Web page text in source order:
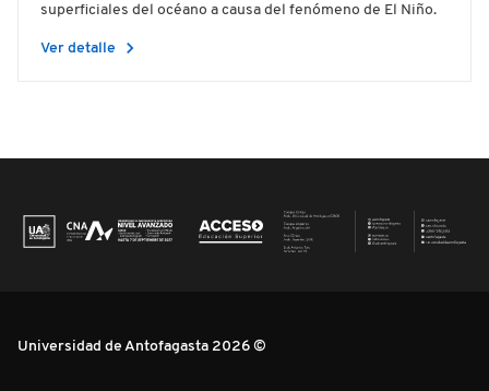
superficiales del océano a causa del fenómeno de El Niño.
Ver detalle chevron_right
Universidad de Antofagasta 2026 ©